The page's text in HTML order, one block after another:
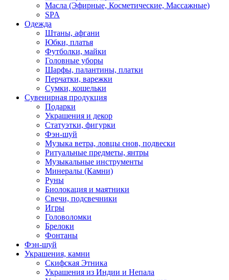
Масла (Эфирные, Косметические, Массажные)
SPA
Одежда
Штаны, афгани
Юбки, платья
Футболки, майки
Головные уборы
Шарфы, палантины, платки
Перчатки, варежки
Сумки, кошельки
Сувенирная продукция
Подарки
Украшения и декор
Статуэтки, фигурки
Фэн-шуй
Музыка ветра, ловцы снов, подвески
Ритуальные предметы, янтры
Музыкальные инструменты
Минералы (Камни)
Руны
Биолокация и маятники
Свечи, подсвечники
Игры
Головоломки
Брелоки
Фонтаны
Фэн-шуй
Украшения, камни
Скифская Этника
Украшения из Индии и Непала